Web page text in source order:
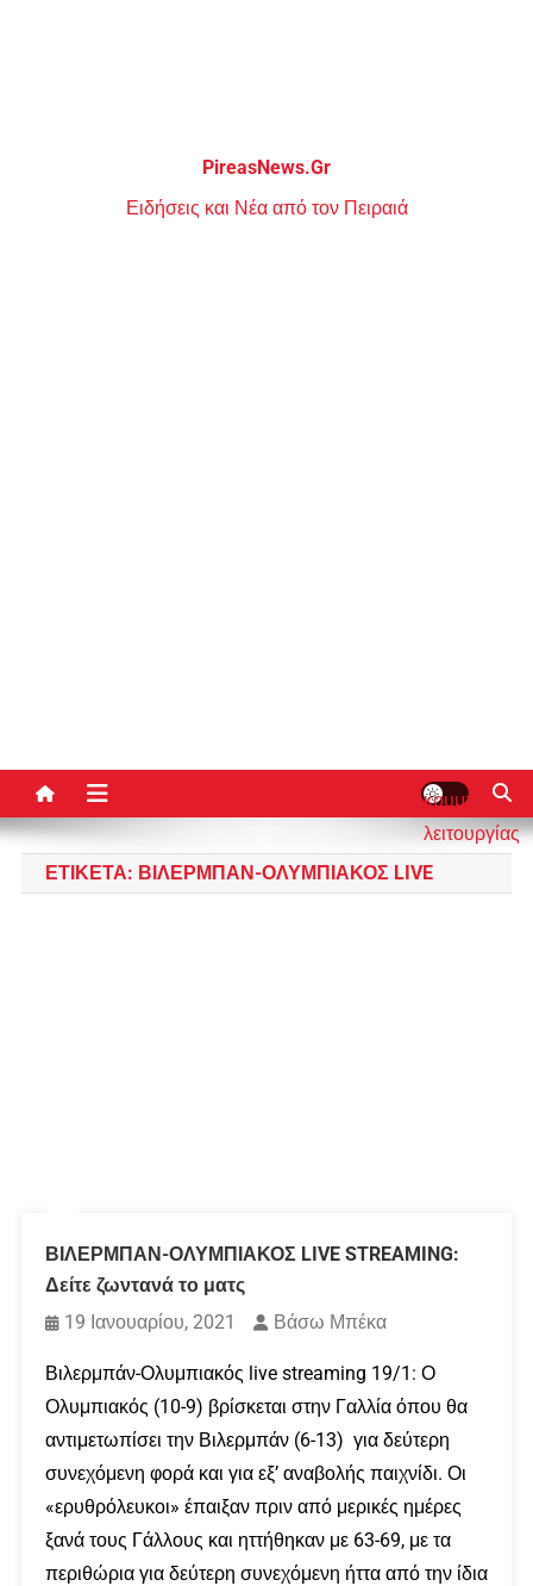
PireasNews.Gr
Ειδήσεις και Νέα από τον Πειραιά
κουμπί
λειτουργίας
ιστότοπου
ΕΤΙΚΈΤΑ: ΒΙΛΕΡΜΠΆΝ-ΟΛΥΜΠΙΑΚΌΣ LIVE
ΒΙΛΕΡΜΠΑΝ-ΟΛΥΜΠΙΑΚΟΣ LIVE STREAMING:
Δείτε ζωντανά το ματς
19 Ιανουαρίου, 2021
Βάσω Μπέκα
Βιλερμπάν-Ολυμπιακός live streaming 19/1: Ο
Ολυμπιακός (10-9) βρίσκεται στην Γαλλία όπου θα
αντιμετωπίσει την Βιλερμπάν (6-13) για δεύτερη
συνεχόμενη φορά και για εξ’ αναβολής παιχνίδι. Οι
«ερυθρόλευκοι» έπαιξαν πριν από μερικές ημέρες
ξανά τους Γάλλους και ηττήθηκαν με 63-69, με τα
περιθώρια για δεύτερη συνεχόμενη ήττα από την ίδια